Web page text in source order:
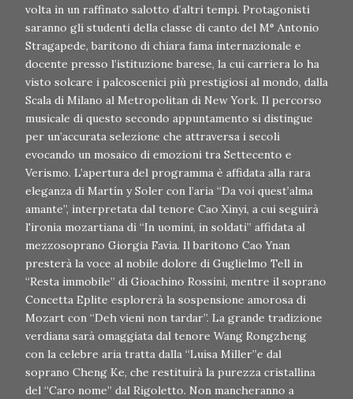
volta in un raffinato salotto d’altri tempi. Protagonisti
saranno gli studenti della classe di canto del M° Antonio
Stragapede, baritono di chiara fama internazionale e
docente presso l’istituzione barese, la cui carriera lo ha
visto solcare i palcoscenici più prestigiosi al mondo, dalla
Scala di Milano al Metropolitan di New York. Il percorso
musicale di questo secondo appuntamento si distingue
per un’accurata selezione che attraversa i secoli
evocando un mosaico di emozioni tra Settecento e
Verismo. L’apertura del programma è affidata alla rara
eleganza di Martín y Soler con l’aria “Da voi quest’alma
amante”, interpretata dal tenore Cao Xinyi, a cui seguirà
l'ironia mozartiana di “In uomini, in soldati” affidata al
mezzosoprano Giorgia Favia. Il baritono Cao Ynan
presterà la voce al nobile dolore di Guglielmo Tell in
“Resta immobile” di Gioachino Rossini, mentre il soprano
Concetta Eplite esplorerà la sospensione amorosa di
Mozart con “Deh vieni non tardar”. La grande tradizione
verdiana sarà omaggiata dal tenore Wang Rongzheng
con la celebre aria tratta dalla “Luisa Miller”e dal
soprano Cheng Ke, che restituirà la purezza cristallina
del “Caro nome” dal Rigoletto. Non mancheranno a